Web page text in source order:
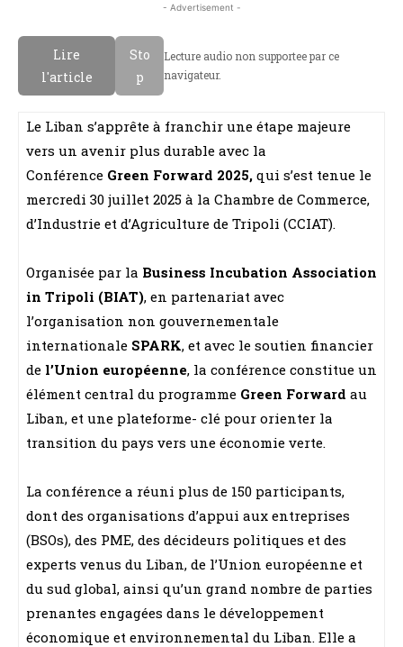
- Advertisement -
Lire
l'article
Sto
p
Lecture audio non supportee par ce
navigateur.
Le Liban s’apprête à franchir une étape majeure
vers un avenir plus durable avec la
Conférence Green Forward 2025, qui s’est tenue le
mercredi 30 juillet 2025 à la Chambre de Commerce,
d’Industrie et d’Agriculture de Tripoli (CCIAT).
Organisée par la Business Incubation Association
in Tripoli (BIAT), en partenariat avec
l’organisation non gouvernementale
internationale SPARK, et avec le soutien financier
de l’Union européenne, la conférence constitue un
élément central du programme Green Forward au
Liban, et une plateforme- clé pour orienter la
transition du pays vers une économie verte.
La conférence a réuni plus de 150 participants,
dont des organisations d’appui aux entreprises
(BSOs), des PME, des décideurs politiques et des
experts venus du Liban, de l’Union européenne et
du sud global, ainsi qu’un grand nombre de parties
prenantes engagées dans le développement
économique et environnemental du Liban. Elle a